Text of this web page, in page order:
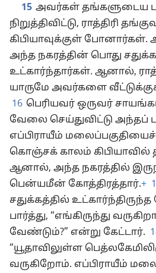
15 அவர்கள் தங்களுடைய
நிறுத்திவிட்டு, ராத்திரி
கிபியாவுக்குள்
அந்த நகரத்தின் பொது
உட்கார்ந்தார்கள். ஆனால்,
யாருமே அவர்களை
16 பெரியவர் ஒருவர்
வேலை செய்துவிட்டு அந்தப்
எப்பிராயீம்
கொஞ்சக் காலம் கிபியாவில்
ஆனால், அந்த நகரத்தில்
பென்யமீன் கோத்திரத்தார்.+
சதுக்கத்தில்
பார்த்து, “எங்கிருந்து
வேண்டும்?” என்று கேட்டார்.
“யூதாவிலுள்ள
வருகிறோம். எப்பிராயீம்